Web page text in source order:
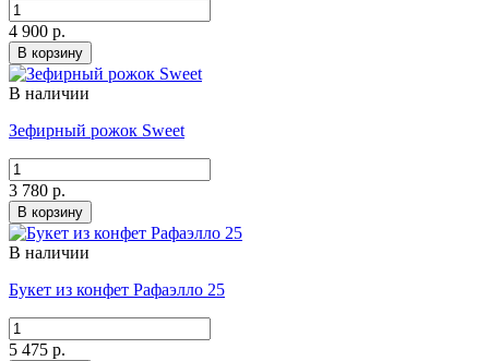
4 900 р.
В корзину
В наличии
Зефирный рожок Sweet
3 780 р.
В корзину
В наличии
Букет из конфет Рафаэлло 25
5 475 р.